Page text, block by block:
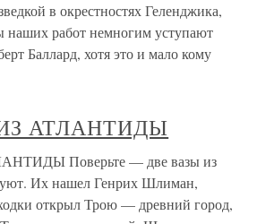
в окрестностях Геленджика,
наших работ немногим уступают
Баллард, хотя это и мало кому
АТЛАНТИДЫ
Поверьте — две вазы из
Их нашел Генрих Шлиман,
открыл Трою — древний город,